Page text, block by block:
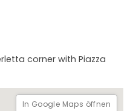
werden von
von innen besichtigt
corner with Piazza
In Google Maps öffnen